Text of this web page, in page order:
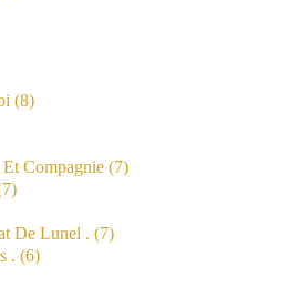
(8)
Compagnie (7)
De Lunel . (7)
. (6)